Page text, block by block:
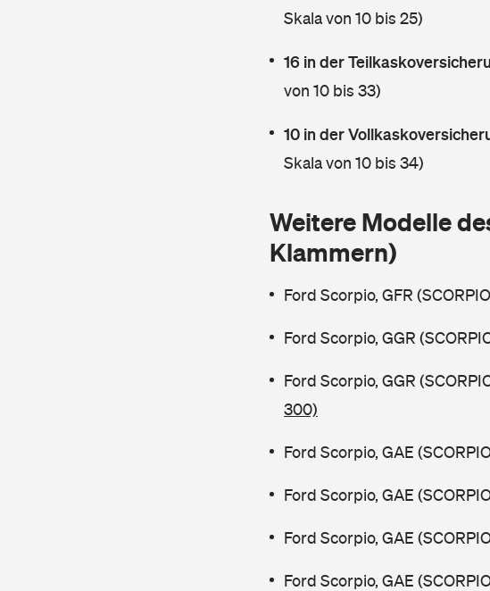
Skala von 10 bis 25)
16 in der
von 10 bis 33)
10 in der
Skala von 10 bis 34)
Weitere Modelle
Klammern)
Ford Scorpio, GFR
Ford Scorpio, GGR
Ford Scorpio, GGR
300)
Ford Scorpio, GAE
Ford Scorpio, GAE
Ford Scorpio, GAE
Ford Scorpio, GAE